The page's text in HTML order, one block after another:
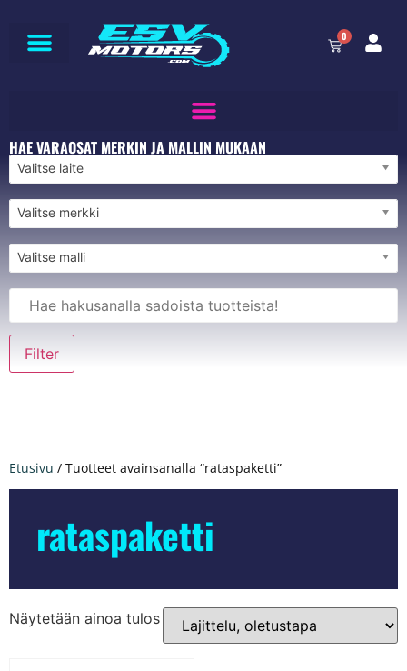
0
HAE VARAOSAT MERKIN JA MALLIN MUKAAN
Valitse laite
Valitse merkki
Valitse malli
Filter
Etusivu / Tuotteet avainsanalla “rataspaketti”
rataspaketti
Näytetään ainoa tulos